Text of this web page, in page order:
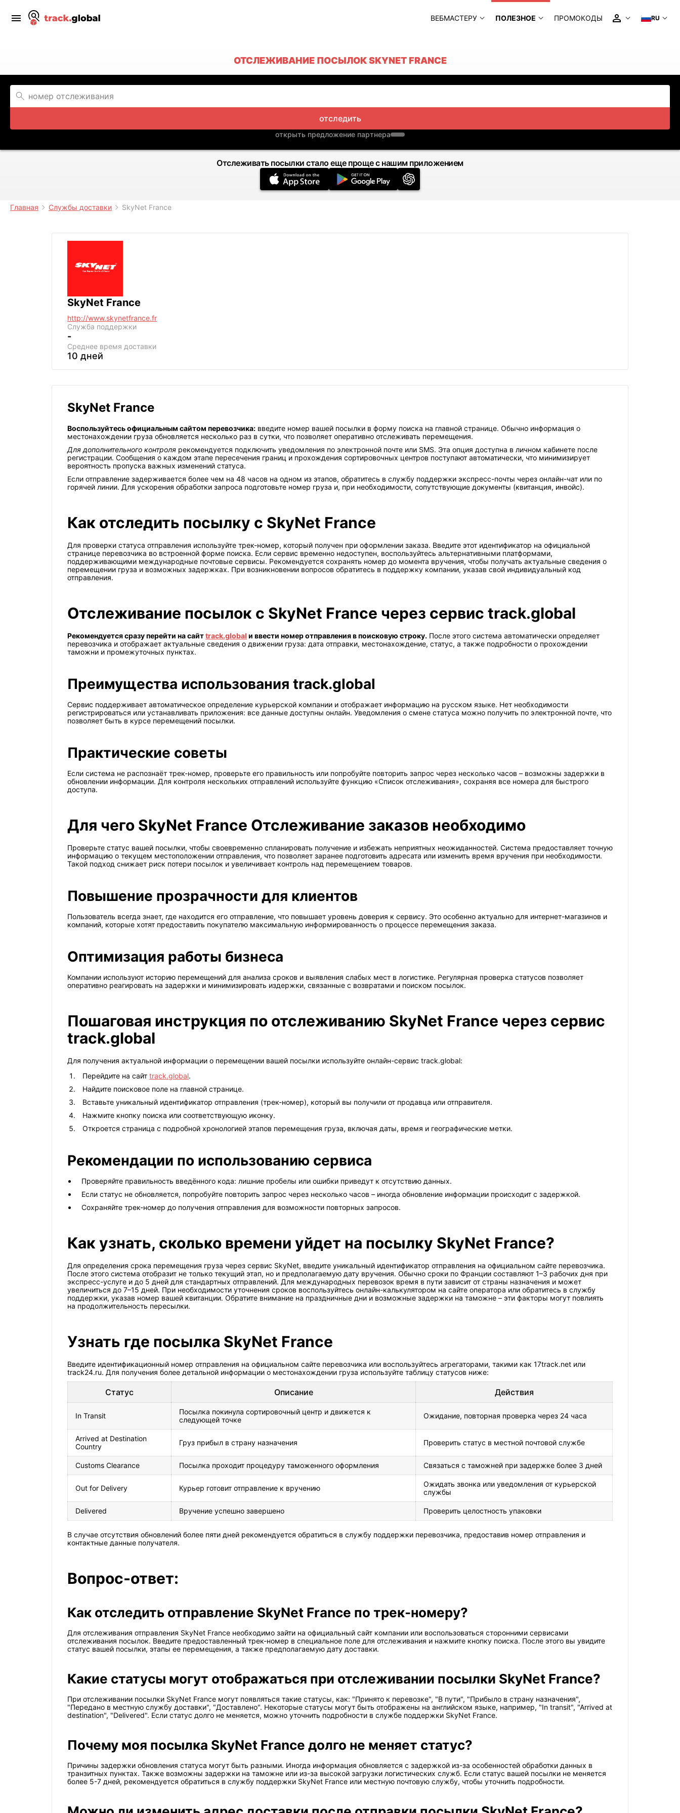
ВЕБМАСТЕРУ ПОЛЕЗНОЕ ПРОМОКОДЫ RU
ОТСЛЕЖИВАНИЕ ПОСЫЛОК SKYNET FRANCE
отследить
открыть предложение партнера
Отслеживать посылки стало еще проще с нашим приложением
Главная Службы доставки SkyNet France
SkyNet France
http://www.skynetfrance.fr
Служба поддержки
-
Среднее время доставки
10 дней
SkyNet France
Воспользуйтесь официальным сайтом перевозчика: введите номер вашей посылки в форму поиска на главной странице. Обычно информация о
местонахождении груза обновляется несколько раз в сутки, что позволяет оперативно отслеживать перемещения.
Для дополнительного контроля рекомендуется подключить уведомления по электронной почте или SMS. Эта опция доступна в личном кабинете после
регистрации. Сообщения о каждом этапе пересечения границ и прохождения сортировочных центров поступают автоматически, что минимизирует
вероятность пропуска важных изменений статуса.
Если отправление задерживается более чем на 48 часов на одном из этапов, обратитесь в службу поддержки экспресс-почты через онлайн-чат или по
горячей линии. Для ускорения обработки запроса подготовьте номер груза и, при необходимости, сопутствующие документы (квитанция, инвойс).
Как отследить посылку с SkyNet France
Для проверки статуса отправления используйте трек-номер, который получен при оформлении заказа. Введите этот идентификатор на официальной
странице перевозчика во встроенной форме поиска. Если сервис временно недоступен, воспользуйтесь альтернативными платформами,
поддерживающими международные почтовые сервисы. Рекомендуется сохранять номер до момента вручения, чтобы получать актуальные сведения о
перемещении груза и возможных задержках. При возникновении вопросов обратитесь в поддержку компании, указав свой индивидуальный код
отправления.
Отслеживание посылок с SkyNet France через сервис track.global
Рекомендуется сразу перейти на сайтtrack.global и ввести номер отправления в поисковую строку. После этого система автоматически определяет
перевозчика и отображает актуальные сведения о движении груза: дата отправки, местонахождение, статус, а также подробности о прохождении
таможни и промежуточных пунктах.
Преимущества использования track.global
Сервис поддерживает автоматическое определение курьерской компании и отображает информацию на русском языке. Нет необходимости
регистрироваться или устанавливать приложения: все данные доступны онлайн. Уведомления о смене статуса можно получить по электронной почте, что
позволяет быть в курсе перемещений посылки.
Практические советы
Если система не распознаёт трек-номер, проверьте его правильность или попробуйте повторить запрос через несколько часов – возможны задержки в
обновлении информации. Для контроля нескольких отправлений используйте функцию «Список отслеживания», сохраняя все номера для быстрого
доступа.
Для чего SkyNet France Отслеживание заказов необходимо
Проверьте статус вашей посылки, чтобы своевременно спланировать получение и избежать неприятных неожиданностей. Система предоставляет точную
информацию о текущем местоположении отправления, что позволяет заранее подготовить адресата или изменить время вручения при необходимости.
Такой подход снижает риск потери посылок и увеличивает контроль над перемещением товаров.
Повышение прозрачности для клиентов
Пользователь всегда знает, где находится его отправление, что повышает уровень доверия к сервису. Это особенно актуально для интернет-магазинов и
компаний, которые хотят предоставить покупателю максимальную информированность о процессе перемещения заказа.
Оптимизация работы бизнеса
Компании используют историю перемещений для анализа сроков и выявления слабых мест в логистике. Регулярная проверка статусов позволяет
оперативно реагировать на задержки и минимизировать издержки, связанные с возвратами и поиском посылок.
Пошаговая инструкция по отслеживанию SkyNet France через сервис
track.global
Для получения актуальной информации о перемещении вашей посылки используйте онлайн-сервис track.global:
Перейдите на сайт track.global.
Найдите поисковое поле на главной странице.
Вставьте уникальный идентификатор отправления (трек-номер), который вы получили от продавца или отправителя.
Нажмите кнопку поиска или соответствующую иконку.
Откроется страница с подробной хронологией этапов перемещения груза, включая даты, время и географические метки.
Рекомендации по использованию сервиса
Проверяйте правильность введённого кода: лишние пробелы или ошибки приведут к отсутствию данных.
Если статус не обновляется, попробуйте повторить запрос через несколько часов – иногда обновление информации происходит с задержкой.
Сохраняйте трек-номер до получения отправления для возможности повторных запросов.
Как узнать, сколько времени уйдет на посылку SkyNet France?
Для определения срока перемещения груза через сервис SkyNet, введите уникальный идентификатор отправления на официальном сайте перевозчика.
После этого система отобразит не только текущий этап, но и предполагаемую дату вручения. Обычно сроки по Франции составляют 1–3 рабочих дня при
экспресс-услуге и до 5 дней для стандартных отправлений. Для международных перевозок время в пути зависит от страны назначения и может
увеличиться до 7–15 дней. При необходимости уточнения сроков воспользуйтесь онлайн-калькулятором на сайте оператора или обратитесь в службу
поддержки, указав номер вашей квитанции. Обратите внимание на праздничные дни и возможные задержки на таможне – эти факторы могут повлиять
на продолжительность пересылки.
Узнать где посылка SkyNet France
Введите идентификационный номер отправления на официальном сайте перевозчика или воспользуйтесь агрегаторами, такими как 17track.net или
track24.ru. Для получения более детальной информации о местонахождении груза используйте таблицу статусов ниже:
Статус Описание Действия
In Transit
Посылка покинула сортировочный центр и движется к
следующей точке
Ожидание, повторная проверка через 24 часа
Arrived at Destination
Country
Груз прибыл в страну назначения Проверить статус в местной почтовой службе
Customs Clearance Посылка проходит процедуру таможенного оформления Связаться с таможней при задержке более 3 дней
Out for Delivery Курьер готовит отправление к вручению
Ожидать звонка или уведомления от курьерской
службы
Delivered Вручение успешно завершено Проверить целостность упаковки
В случае отсутствия обновлений более пяти дней рекомендуется обратиться в службу поддержки перевозчика, предоставив номер отправления и
контактные данные получателя.
Вопрос-ответ:
Как отследить отправление SkyNet France по трек-номеру?
Для отслеживания отправления SkyNet France необходимо зайти на официальный сайт компании или воспользоваться сторонними сервисами
отслеживания посылок. Введите предоставленный трек-номер в специальное поле для отслеживания и нажмите кнопку поиска. После этого вы увидите
статус вашей посылки, этапы ее перемещения, а также предполагаемую дату доставки.
Какие статусы могут отображаться при отслеживании посылки SkyNet France?
При отслеживании посылки SkyNet France могут появляться такие статусы, как: "Принято к перевозке", "В пути", "Прибыло в страну назначения",
"Передано в местную службу доставки", "Доставлено". Некоторые статусы могут быть отображены на английском языке, например, "In transit", "Arrived at
destination", "Delivered". Если статус долго не меняется, можно уточнить подробности в службе поддержки SkyNet France.
Почему моя посылка SkyNet France долго не меняет статус?
Причины задержки обновления статуса могут быть разными. Иногда информация обновляется с задержкой из-за особенностей обработки данных в
транзитных пунктах. Также возможны задержки на таможне или из-за высокой загрузки логистических служб. Если статус вашей посылки не меняется
более 5-7 дней, рекомендуется обратиться в службу поддержки SkyNet France или местную почтовую службу, чтобы уточнить подробности.